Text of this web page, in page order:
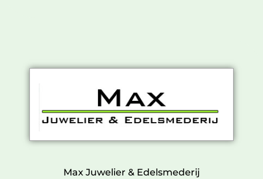
Max Juwelier & Edelsmederij